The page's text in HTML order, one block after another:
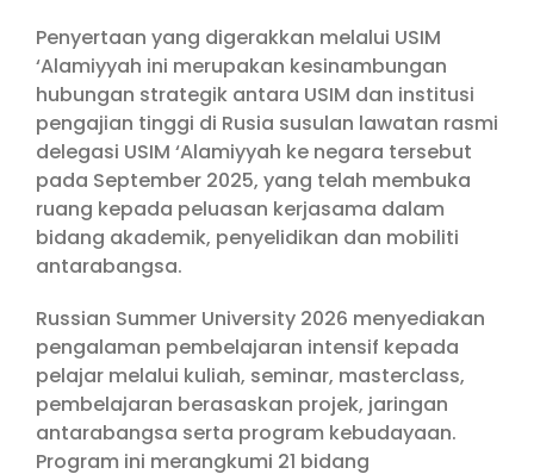
Penyertaan yang digerakkan melalui USIM
‘Alamiyyah ini merupakan kesinambungan
hubungan strategik antara USIM dan institusi
pengajian tinggi di Rusia susulan lawatan rasmi
delegasi USIM ‘Alamiyyah ke negara tersebut
pada September 2025, yang telah membuka
ruang kepada peluasan kerjasama dalam
bidang akademik, penyelidikan dan mobiliti
antarabangsa.
Russian Summer University 2026 menyediakan
pengalaman pembelajaran intensif kepada
pelajar melalui kuliah, seminar, masterclass,
pembelajaran berasaskan projek, jaringan
antarabangsa serta program kebudayaan.
Program ini merangkumi 21 bidang